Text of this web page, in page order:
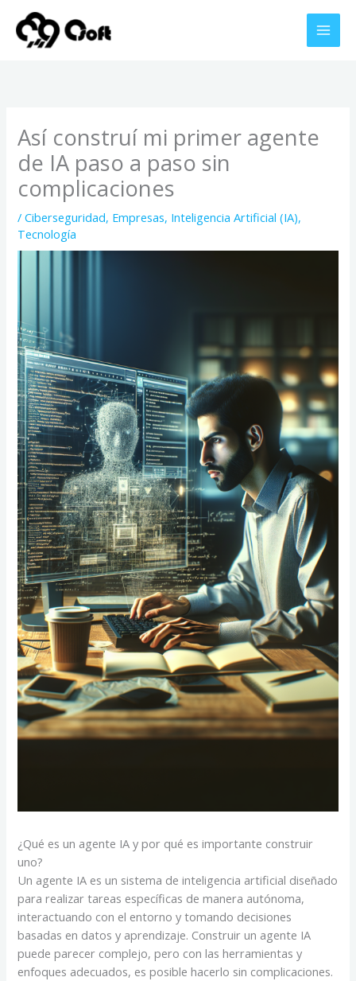
contenido
Así construí mi primer agente
de IA paso a paso sin
complicaciones
/Ciberseguridad, Empresas, Inteligencia Artificial (IA),
Tecnología
¿Qué es un agente IA y por qué es importante construir
uno?
Un agente IA es un sistema de inteligencia artificial diseñado
para realizar tareas específicas de manera autónoma,
interactuando con el entorno y tomando decisiones
basadas en datos y aprendizaje. Construir un agente IA
puede parecer complejo, pero con las herramientas y
enfoques adecuados, es posible hacerlo sin complicaciones.